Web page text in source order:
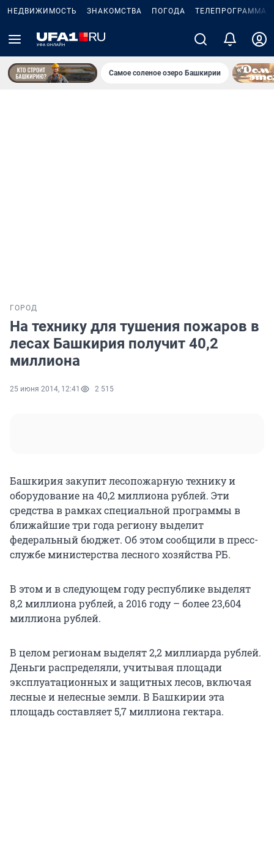
НЕДВИЖИМОСТЬ ЗНАКОМСТВА ПОГОДА ТЕЛЕПРОГРАММА
Самое соленое озеро Башкирии
ГОРОД
На технику для тушения пожаров в
лесах Башкирия получит 40,2
миллиона
25 июня 2014, 12:41 2 515
Башкирия закупит лесопожарную технику и
оборудование на 40,2 миллиона рублей. Эти
средства в рамках специальной программы в
ближайшие три года региону выделит
федеральный бюджет. Об этом сообщили в пресс-
службе министерства лесного хозяйства РБ.
В этом и в следующем году республике выделят
8,2 миллиона рублей, а 2016 году – более 23,604
миллиона рублей.
В целом регионам выделят 2,2 миллиарда рублей.
Деньги распределяли, учитывая площади
эксплуатационных и защитных лесов, включая
лесные и нелесные земли. В Башкирии эта
площадь составляет 5,7 миллиона гектара.